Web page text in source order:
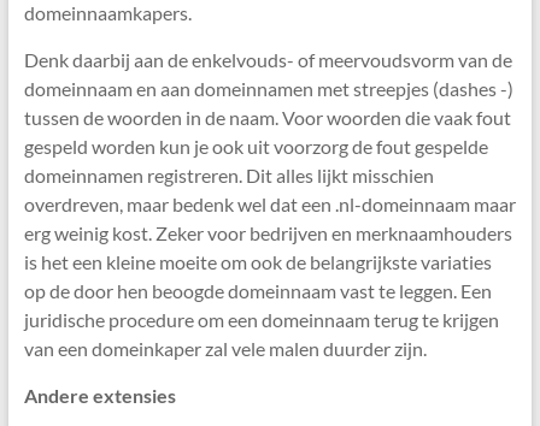
domeinnaamkapers.
Denk daarbij aan de enkelvouds- of meervoudsvorm van de
domeinnaam en aan domeinnamen met streepjes (dashes -)
tussen de woorden in de naam. Voor woorden die vaak fout
gespeld worden kun je ook uit voorzorg de fout gespelde
domeinnamen registreren. Dit alles lijkt misschien
overdreven, maar bedenk wel dat een .nl-domeinnaam maar
erg weinig kost. Zeker voor bedrijven en merknaamhouders
is het een kleine moeite om ook de belangrijkste variaties
op de door hen beoogde domeinnaam vast te leggen. Een
juridische procedure om een domeinnaam terug te krijgen
van een domeinkaper zal vele malen duurder zijn.
Andere extensies